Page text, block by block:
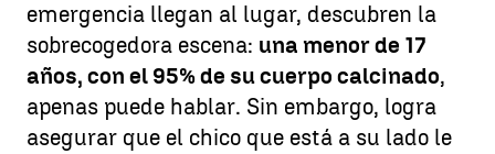
emergencia llegan al lugar, descubren la
sobrecogedora escena: una menor de 17
años, con el 95% de su cuerpo calcinado,
apenas puede hablar. Sin embargo, logra
asegurar que el chico que está a su lado le